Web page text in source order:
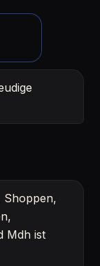
Shoppen,
Mdh ist